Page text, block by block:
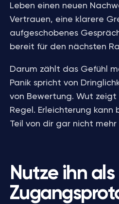
Leben einen neuen
Vertrauen, eine klarere
aufgeschobenes
bereit für den nächsten
Darum zählt das Gefühl
Panik spricht von
von Bewertung. Wut
Regel. Erleichterung kann
Teil von dir gar nicht mehr
Nutze ihn als